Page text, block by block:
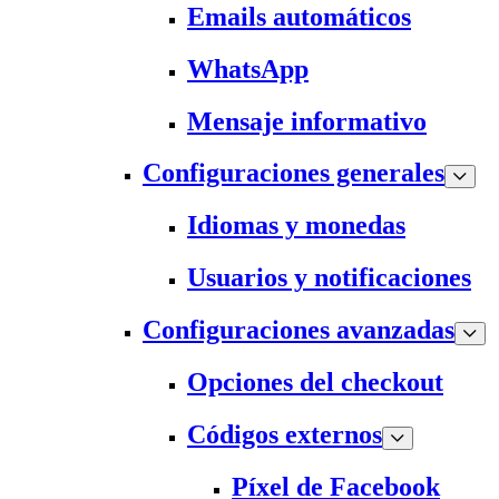
Emails automáticos
WhatsApp
Mensaje informativo
Configuraciones generales
Idiomas y monedas
Usuarios y notificaciones
Configuraciones avanzadas
Opciones del checkout
Códigos externos
Píxel de Facebook